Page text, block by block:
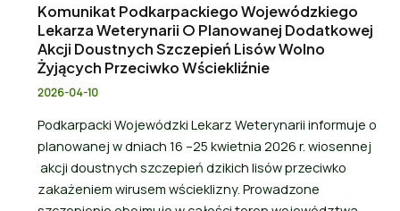
Komunikat Podkarpackiego Wojewódzkiego
Lekarza Weterynarii O Planowanej Dodatkowej
Akcji Doustnych Szczepień Lisów Wolno
Żyjących Przeciwko Wściekliźnie
2026-04-10
Podkarpacki Wojewódzki Lekarz Weterynarii informuje o
planowanej w dniach 16 –25 kwietnia 2026 r. wiosennej
akcji doustnych szczepień dzikich lisów przeciwko
zakażeniem wirusem wścieklizny. Prowadzone